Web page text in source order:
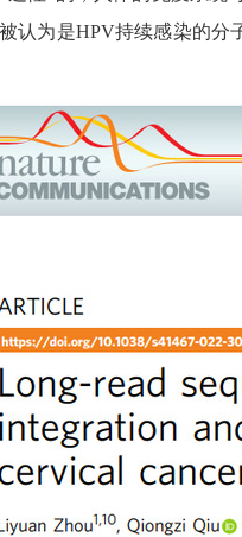
认为是HPV持续感染的分